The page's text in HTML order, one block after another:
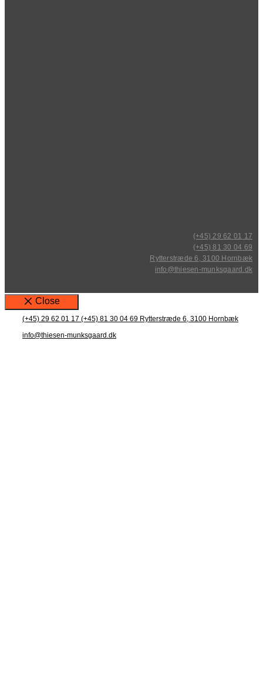
(+45) 29 62 01 17
(+45) 81 30 04 69
Rytterstræde 6, 3100 Hornbæk
info@thiesen-munksgaard.dk
Close
(+45) 29 62 01 17 (+45) 81 30 04 69 Rytterstræde 6, 3100 Hornbæk
info@thiesen-munksgaard.dk